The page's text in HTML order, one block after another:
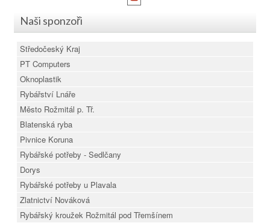
Naši sponzoři
Středočeský Kraj
PT Computers
Oknoplastik
Rybářství Lnáře
Město Rožmitál p. Tř.
Blatenská ryba
Pivnice Koruna
Rybářské potřeby - Sedlčany
Dorys
Rybářské potřeby u Plavala
Zlatnictví Nováková
Rybářský kroužek Rožmitál pod Třemšínem